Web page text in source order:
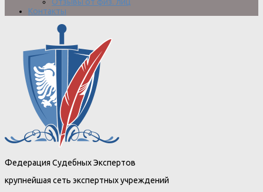
Отзывы от физ. лиц
Контакты
Федерация Судебных Экспертов
крупнейшая сеть экспертных учреждений